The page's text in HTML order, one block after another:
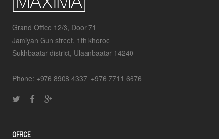
Grand Office 12/3, Door 71
Jamiyan Gun street, 1th khoroo
Sukhbaatar district, Ulaanbaatar 14240
Phone: +976 8908 4337, +976 7711 6676
OFFICE